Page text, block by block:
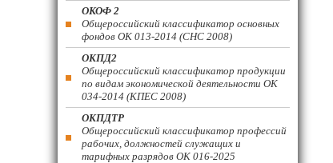
ОКОФ 2
Общероссийский классификатор основных
фондов ОК 013-2014 (СНС 2008)
ОКПД2
Общероссийский классификатор продукции
по видам экономической деятельности ОК
034-2014 (КПЕС 2008)
ОКПДТР
Общероссийский классификатор профессий
рабочих, должностей служащих и
тарифных разрядов ОК 016-2025